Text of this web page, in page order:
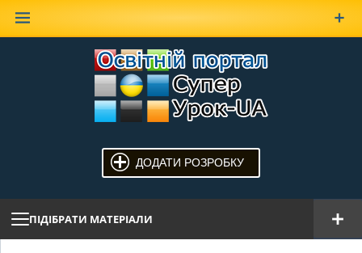
ДОДАТИ РОЗРОБКУ
ПІДІБРАТИ МАТЕРІАЛИ